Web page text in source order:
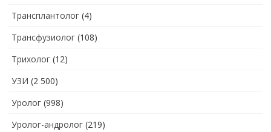
Трансплантолог (4)
Трансфузиолог (108)
Трихолог (12)
УЗИ (2 500)
Уролог (998)
Уролог-андролог (219)